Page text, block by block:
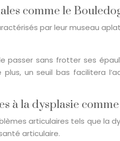
comme le
par leur museau
sans frotter ses
un seuil bas facilitera
à la dysplasie
articulaires tels que la
articulaire.